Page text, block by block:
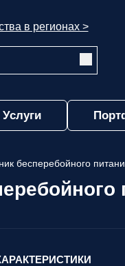
в регионах >
Услуги
бесперебойного